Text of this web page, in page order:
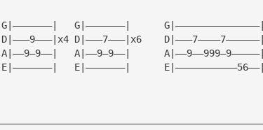
G|————————|   G|———————|   G|———————|  	G|———————|    	G|———————————————|
D|————9———|x4 D|———7———|x8 D|———9———|x4	D|———7———|x6	D|———7————7——————|
A|——9*—9——|   A|——9—9——|   A|——9—9——|  	A|——9—9——|	A|——9——999—9—————|
E|————————|   E|———————|   E|———————|  	E|———————|	E|———————————56——|